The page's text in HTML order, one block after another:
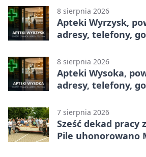
8 sierpnia 2026
Apteki Wyrzysk,
adresy, telefony,
8 sierpnia 2026
Apteki Wysoka,
adresy, telefony,
7 sierpnia 2026
Sześć dekad pracy
Pile uhonorowano